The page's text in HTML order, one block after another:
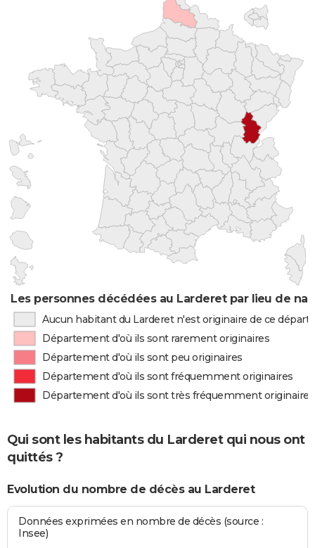
Les personnes décédées au Larderet par lieu de
Aucun habitant du Larderet n'est originaire de ce
Département d'où ils sont rarement originaires
Département d'où ils sont peu originaires
Département d'où ils sont fréquemment originaires
Département d'où ils sont très fréquemment originaires
Qui sont les habitants du Larderet qui nous ont
quittés ?
Evolution du nombre de décès au Larderet
Données exprimées en nombre de décès (source :
Insee)